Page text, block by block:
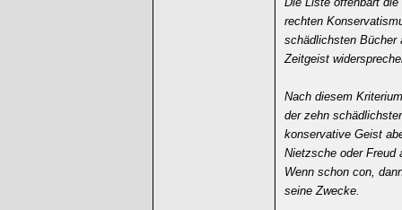
rechten
schädlichsten Bücher
Zeitgeist
Nach diesem
der zehn
konservative Geist
Nietzsche oder Freud
Wenn schon con,
seine Zwecke.